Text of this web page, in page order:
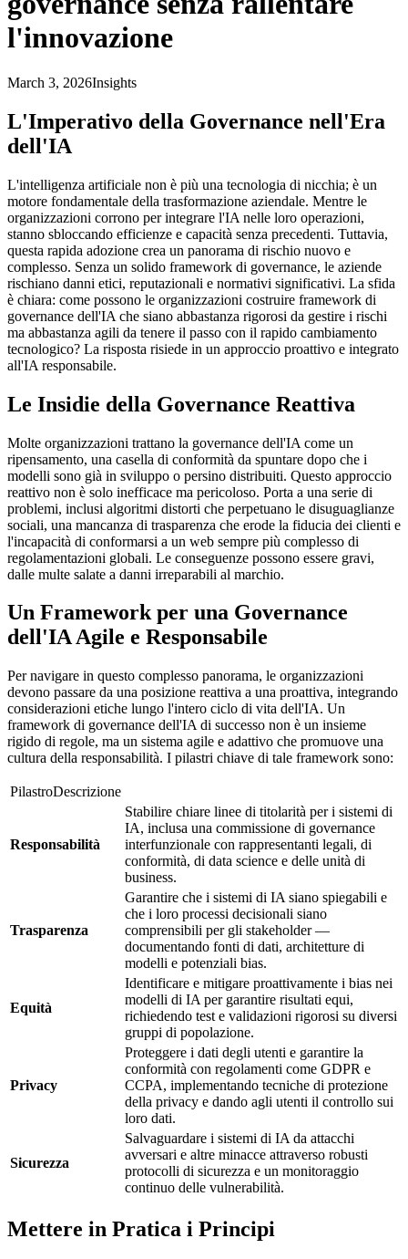
l'innovazione
March 3, 2026Insights
L'Imperativo della Governance nell'Era
dell'IA
L'intelligenza artificiale non è più una tecnologia di nicchia; è un
motore fondamentale della trasformazione aziendale. Mentre le
organizzazioni corrono per integrare l'IA nelle loro operazioni,
stanno sbloccando efficienze e capacità senza precedenti. Tuttavia,
questa rapida adozione crea un panorama di rischio nuovo e
complesso. Senza un solido framework di governance, le aziende
rischiano danni etici, reputazionali e normativi significativi. La sfida
è chiara: come possono le organizzazioni costruire framework di
governance dell'IA che siano abbastanza rigorosi da gestire i rischi
ma abbastanza agili da tenere il passo con il rapido cambiamento
tecnologico? La risposta risiede in un approccio proattivo e integrato
all'IA responsabile.
Le Insidie della Governance Reattiva
Molte organizzazioni trattano la governance dell'IA come un
ripensamento, una casella di conformità da spuntare dopo che i
modelli sono già in sviluppo o persino distribuiti. Questo approccio
reattivo non è solo inefficace ma pericoloso. Porta a una serie di
problemi, inclusi algoritmi distorti che perpetuano le disuguaglianze
sociali, una mancanza di trasparenza che erode la fiducia dei clienti e
l'incapacità di conformarsi a un web sempre più complesso di
regolamentazioni globali. Le conseguenze possono essere gravi,
dalle multe salate a danni irreparabili al marchio.
Un Framework per una Governance
dell'IA Agile e Responsabile
Per navigare in questo complesso panorama, le organizzazioni
devono passare da una posizione reattiva a una proattiva, integrando
considerazioni etiche lungo l'intero ciclo di vita dell'IA. Un
framework di governance dell'IA di successo non è un insieme
rigido di regole, ma un sistema agile e adattivo che promuove una
cultura della responsabilità. I pilastri chiave di tale framework sono:
PilastroDescrizione
Responsabilità
Stabilire chiare linee di titolarità per i sistemi di
IA, inclusa una commissione di governance
interfunzionale con rappresentanti legali, di
conformità, di data science e delle unità di
business.
Trasparenza
Garantire che i sistemi di IA siano spiegabili e
che i loro processi decisionali siano
comprensibili per gli stakeholder —
documentando fonti di dati, architetture di
modelli e potenziali bias.
Equità
Identificare e mitigare proattivamente i bias nei
modelli di IA per garantire risultati equi,
richiedendo test e validazioni rigorosi su diversi
gruppi di popolazione.
Privacy
Proteggere i dati degli utenti e garantire la
conformità con regolamenti come GDPR e
CCPA, implementando tecniche di protezione
della privacy e dando agli utenti il controllo sui
loro dati.
Sicurezza
Salvaguardare i sistemi di IA da attacchi
avversari e altre minacce attraverso robusti
protocolli di sicurezza e un monitoraggio
continuo delle vulnerabilità.
Mettere in Pratica i Principi